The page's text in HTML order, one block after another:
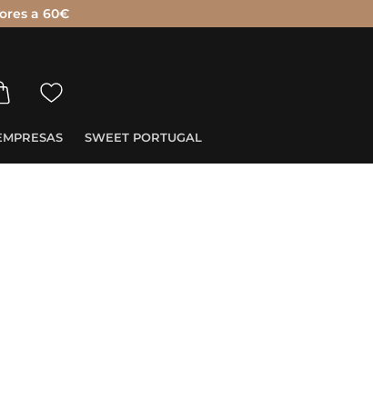
a 60€
SWEET PORTUGAL